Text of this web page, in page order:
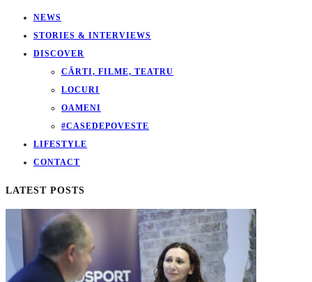
NEWS
STORIES & INTERVIEWS
DISCOVER
CĂRTI, FILME, TEATRU
LOCURI
OAMENI
#CASEDEPOVESTE
LIFESTYLE
CONTACT
LATEST POSTS